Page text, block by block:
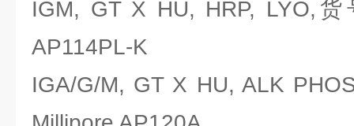
IGM, GT X HU, HRP, LYO,
AP114PL-K
IGA/G/M, GT X HU, ALK